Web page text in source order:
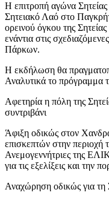
Η επιτροπή αγώνα
Σητειακό Λαό στο
ορεινού όγκου της
ενάντια στις
Πάρκων.
Η εκδήλωση θα
Αναλυτικά το πρόγραμμα
Αφετηρία η πόλη της
συντριβάνι
Άφιξη οδικώς στον
επισκεπτών στην περιοχή
Ανεμογεννήτριες της
για τις εξελίξεις και την
Αναχώρηση οδικώς για τη